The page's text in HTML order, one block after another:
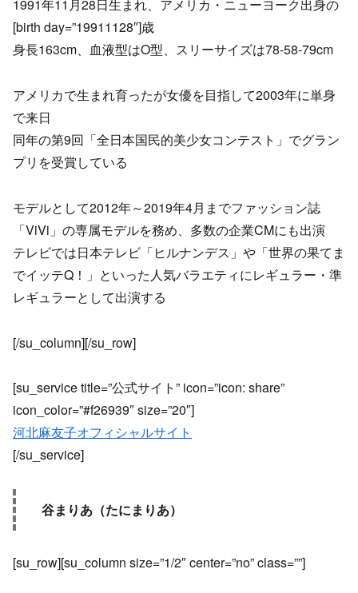
1991年11月28日生まれ、アメリカ・ニューヨーク出身の
[birth day=”19911128″]歳
身長163cm、血液型はO型、スリーサイズは78-58-79cm
アメリカで生まれ育ったが女優を目指して2003年に単身
で来日
同年の第9回「全日本国民的美少女コンテスト」でグラン
プリを受賞している
モデルとして2012年～2019年4月までファッション誌
「ViVi」の専属モデルを務め、多数の企業CMにも出演
テレビでは日本テレビ「ヒルナンデス」や「世界の果てま
でイッテQ！」といった人気バラエティにレギュラー・準
レギュラーとして出演する
[/su_column][/su_row]
[su_service title=”公式サイト” icon=”icon: share”
icon_color=”#f26939″ size=”20″]
河北麻友子オフィシャルサイト
[/su_service]
谷まりあ（たにまりあ）
[su_row][su_column size=”1/2″ center=”no” class=””]